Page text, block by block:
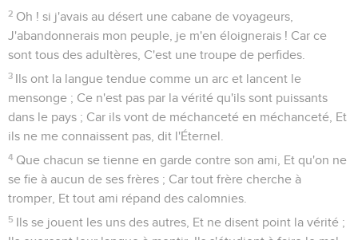
2 Oh ! si j'avais au désert une cabane de voyageurs,
J'abandonnerais mon peuple, je m'en éloignerais ! Car ce
sont tous des adultères, C'est une troupe de perfides.
3 Ils ont la langue tendue comme un arc et lancent le
mensonge ; Ce n'est pas par la vérité qu'ils sont puissants
dans le pays ; Car ils vont de méchanceté en méchanceté, Et
ils ne me connaissent pas, dit l'Éternel.
4 Que chacun se tienne en garde contre son ami, Et qu'on ne
se fie à aucun de ses frères ; Car tout frère cherche à
tromper, Et tout ami répand des calomnies.
5 Ils se jouent les uns des autres, Et ne disent point la vérité ;